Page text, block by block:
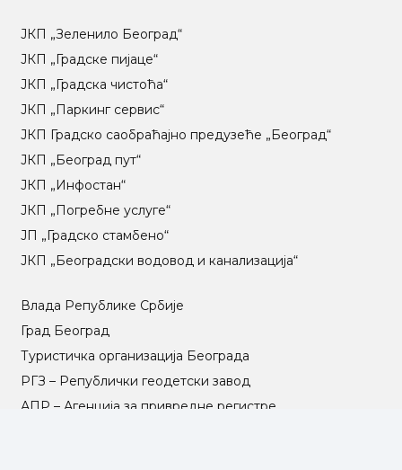
ЈКП „Зеленило Београд“
ЈКП „Градске пијаце“
ЈКП „Градска чистоћа“
ЈКП „Паркинг сервис“
ЈКП Градско саобраћајно предузеће „Београд“
ЈКП „Београд пут“
ЈКП „Инфостан“
ЈКП „Погребне услуге“
ЈП „Градско стамбено“
ЈКП „Београдски водовод и канализација“
Влада Републике Србије
Град Београд
Туристичка организација Београда
РГЗ – Републички геодетски завод
АПР – Агенција за привредне регистре